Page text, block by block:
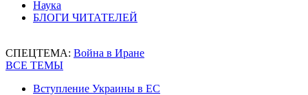
Наука
БЛОГИ ЧИТАТЕЛЕЙ
СПЕЦТЕМА: Война в Иране
ВСЕ ТЕМЫ
Вступление Украины в ЕС